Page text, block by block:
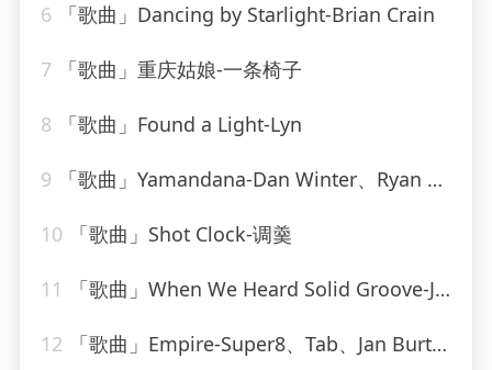
6 「歌曲」Dancing by Starlight-Brian Crain
7 「歌曲」重庆姑娘-一条椅子
8 「歌曲」Found a Light-Lyn
9 「歌曲」Yamandana-Dan Winter、Ryan T.、Dee Dee
10 「歌曲」Shot Clock-调羹
11 「歌曲」When We Heard Solid Groove-Jesse Rose、Oliver $
12 「歌曲」Empire-Super8、Tab、Jan Burton